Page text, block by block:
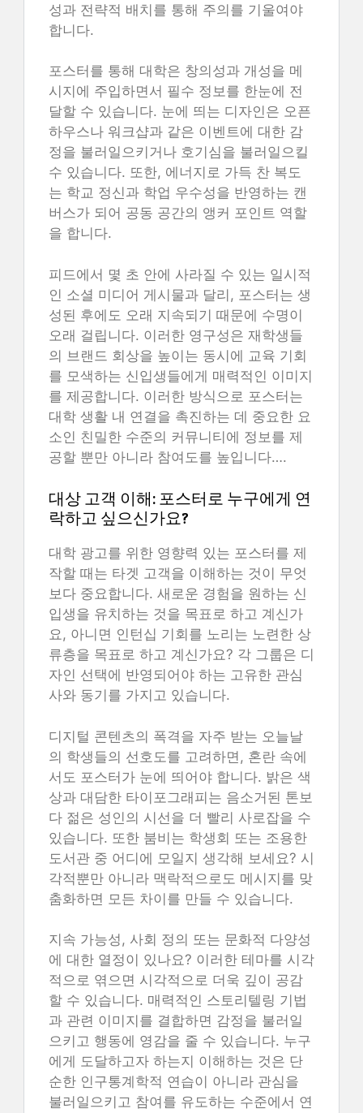
성과 전략적 배치를 통해 주의를 기울여야
합니다.
포스터를 통해 대학은 창의성과 개성을 메
시지에 주입하면서 필수 정보를 한눈에 전
달할 수 있습니다. 눈에 띄는 디자인은 오픈
하우스나 워크샵과 같은 이벤트에 대한 감
정을 불러일으키거나 호기심을 불러일으킬
수 있습니다. 또한, 에너지로 가득 찬 복도
는 학교 정신과 학업 우수성을 반영하는 캔
버스가 되어 공동 공간의 앵커 포인트 역할
을 합니다.
피드에서 몇 초 안에 사라질 수 있는 일시적
인 소셜 미디어 게시물과 달리, 포스터는 생
성된 후에도 오래 지속되기 때문에 수명이
오래 걸립니다. 이러한 영구성은 재학생들
의 브랜드 회상을 높이는 동시에 교육 기회
를 모색하는 신입생들에게 매력적인 이미지
를 제공합니다. 이러한 방식으로 포스터는
대학 생활 내 연결을 촉진하는 데 중요한 요
소인 친밀한 수준의 커뮤니티에 정보를 제
공할 뿐만 아니라 참여도를 높입니다….
대상 고객 이해: 포스터로 누구에게 연
락하고 싶으신가요?
대학 광고를 위한 영향력 있는 포스터를 제
작할 때는 타겟 고객을 이해하는 것이 무엇
보다 중요합니다. 새로운 경험을 원하는 신
입생을 유치하는 것을 목표로 하고 계신가
요, 아니면 인턴십 기회를 노리는 노련한 상
류층을 목표로 하고 계신가요? 각 그룹은 디
자인 선택에 반영되어야 하는 고유한 관심
사와 동기를 가지고 있습니다.
디지털 콘텐츠의 폭격을 자주 받는 오늘날
의 학생들의 선호도를 고려하면, 혼란 속에
서도 포스터가 눈에 띄어야 합니다. 밝은 색
상과 대담한 타이포그래피는 음소거된 톤보
다 젊은 성인의 시선을 더 빨리 사로잡을 수
있습니다. 또한 붐비는 학생회 또는 조용한
도서관 중 어디에 모일지 생각해 보세요? 시
각적뿐만 아니라 맥락적으로도 메시지를 맞
춤화하면 모든 차이를 만들 수 있습니다.
지속 가능성, 사회 정의 또는 문화적 다양성
에 대한 열정이 있나요? 이러한 테마를 시각
적으로 엮으면 시각적으로 더욱 깊이 공감
할 수 있습니다. 매력적인 스토리텔링 기법
과 관련 이미지를 결합하면 감정을 불러일
으키고 행동에 영감을 줄 수 있습니다. 누구
에게 도달하고자 하는지 이해하는 것은 단
순한 인구통계학적 연습이 아니라 관심을
불러일으키고 참여를 유도하는 수준에서 연